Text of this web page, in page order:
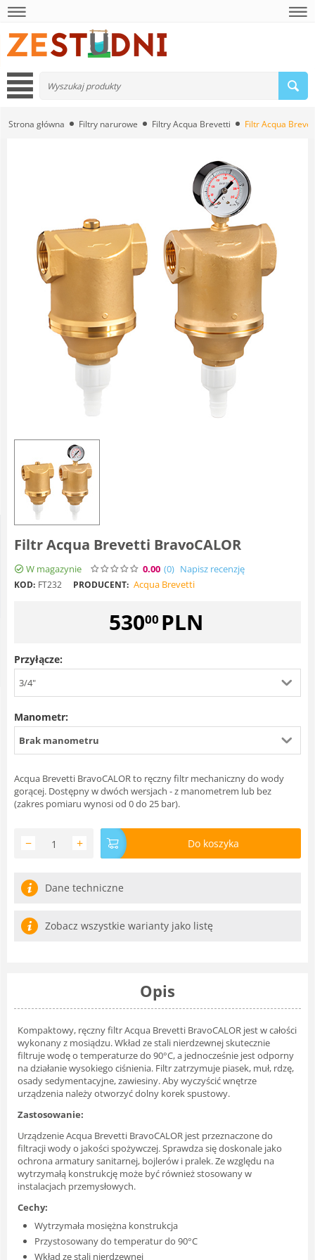
Strona główna Filtry narurowe Filtry Acqua Brevetti Filtr Acqua
Filtr Acqua Brevetti BravoCALOR
W magazynie 0.00 (0) Napisz recenzję
KOD: FT232 PRODUCENT: Acqua Brevetti
53000 PLN
Przyłącze:
3/4"
Manometr:
Brak manometru
Acqua Brevetti BravoCALOR to ręczny filtr mechaniczny do wody
gorącej. Dostępny w dwóch wersjach - z manometrem lub bez
(zakres pomiaru wynosi od 0 do 25 bar).
+
− Do koszyka
Dane techniczne
Zobacz wszystkie warianty jako listę
Opis
Kompaktowy, ręczny filtr Acqua Brevetti BravoCALOR jest w całości
wykonany z mosiądzu. Wkład ze stali nierdzewnej skutecznie
filtruje wodę o temperaturze do 90°C, a jednocześnie jest odporny
na działanie wysokiego ciśnienia. Filtr zatrzymuje piasek, muł, rdzę,
osady sedymentacyjne, zawiesiny. Aby wyczyścić wnętrze
urządzenia należy otworzyć dolny korek spustowy.
Zastosowanie:
Urządzenie Acqua Brevetti BravoCALOR jest przeznaczone do
filtracji wody o jakości spożywczej. Sprawdza się doskonale jako
ochrona armatury sanitarnej, bojlerów i pralek. Ze względu na
wytrzymałą konstrukcję może być również stosowany w
instalacjach przemysłowych.
Cechy:
Wytrzymała mosiężna konstrukcja
Przystosowany do temperatur do 90°C
Wkład ze stali nierdzewnej